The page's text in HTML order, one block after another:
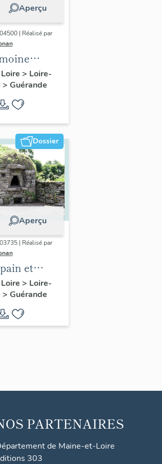
Aperçu
| Réalisé par
de > Loire-
> Guérande
Dossier
Aperçu
| Réalisé par
et
Guérande
> Loire-
> Guérande
PARTENAIRES
de Maine-et-Loire
303